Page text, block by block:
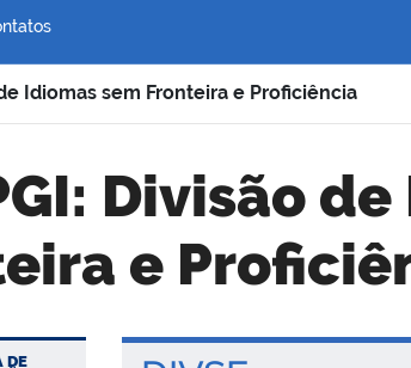
Idiomas sem Fronteira e Proficiência
e
DE